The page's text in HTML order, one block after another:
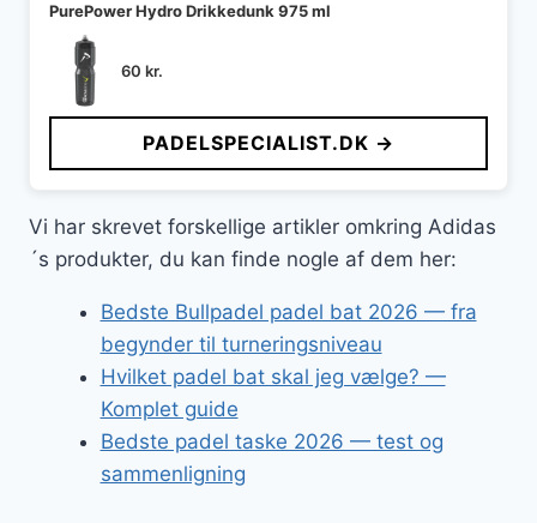
PurePower Hydro Drikkedunk 975 ml
60 kr.
PADELSPECIALIST.DK →
Vi har skrevet forskellige artikler omkring Adidas
´s produkter, du kan finde nogle af dem her:
Bedste Bullpadel padel bat 2026 — fra
begynder til turneringsniveau
Hvilket padel bat skal jeg vælge? —
Komplet guide
Bedste padel taske 2026 — test og
sammenligning